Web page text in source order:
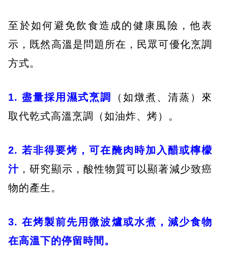
至於如何避免飲食造成的健康風險，他表
示，既然高溫是問題所在，民眾可優化烹調
方式。
1. 盡量採用濕式烹調
（如燉煮、清蒸）來
取代乾式高溫烹調（如油炸、烤）。
2. 若非得要烤，可在醃肉時加入醋或檸檬
汁 ，研究顯示，酸性物質可以顯著減少致癌
物的產生。
3. 在烤製前先用微波爐或水煮，減少食物
在高溫下的停留時間。